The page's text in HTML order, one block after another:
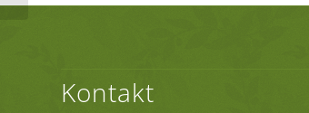
Kontakt